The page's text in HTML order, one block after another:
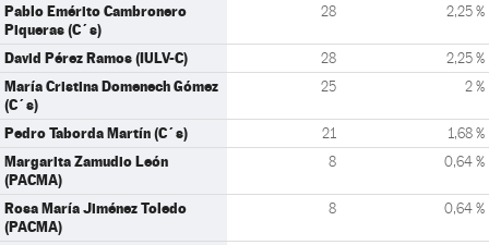
Pablo Emérito Cambronero
Piqueras (C´s)
28 2,25 %
David Pérez Ramos (IULV-C) 28 2,25 %
María Cristina Domenech Gómez
(C´s)
25 2 %
Pedro Taborda Martín (C´s) 21 1,68 %
Margarita Zamudio León
(PACMA)
8 0,64 %
Rosa María Jiménez Toledo
(PACMA)
8 0,64 %